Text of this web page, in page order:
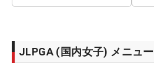
JLPGA (国内女子) メニュー